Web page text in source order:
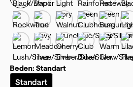
Beden: Standart
Standart